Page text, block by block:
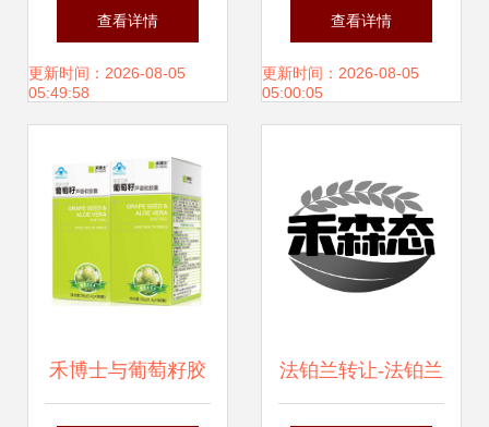
届楹联展作品赏析
查看详情
更新时间：2026-08-05
05:49:58
美学 禾作语高端茶
叶罐的匠心之旅
查看详情
更新时间：2026-08-05
05:00:05
禾博士与葡萄籽胶 法铂兰转让-法铂兰